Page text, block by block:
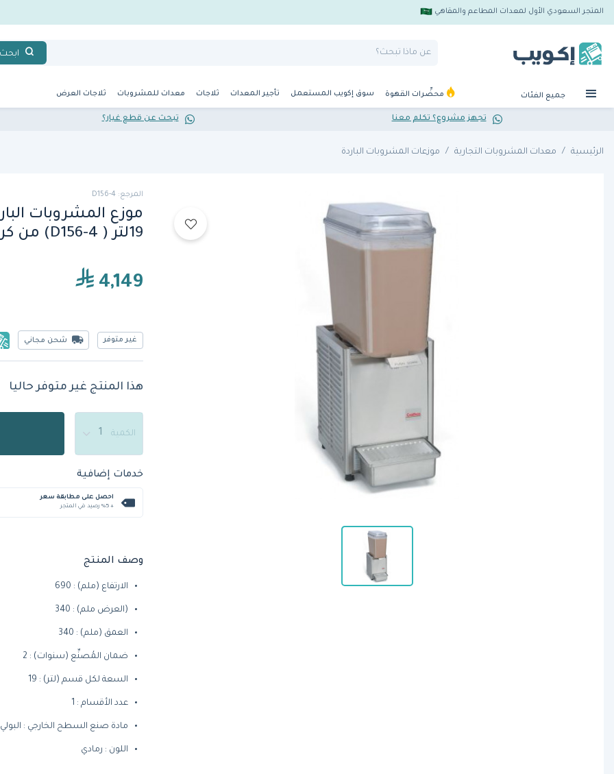
المتجر السعودي الأول لمعدات المطاعم والمقاهي
ابحث
جميع الفئات محضِّرات القهوة سوق إكويب المستعمل تأجير المعدات ثلاجات معدات للمشروبات ثلاجات العرض
تجهز مشروع؟ تكلم معنا تبحث عن قطع غيار؟
الرئيسية معدات المشروبات التجارية موزعات المشروبات الباردة
المرجع: D156-4
19لتر ( D156-4) من كراثكو
4,149
غير متوفر شحن مجاني
هذا المنتج غير متوفر حاليا
الكمية
خدمات إضافية
احصل على مطابقة سعر
+ %5 رصيد في المتجر
وصف المنتج
الارتفاع (ملم) : 690
(العرض ملم) : 340
العمق (ملم) : 340
ضمان المُصنِّع (سنوات) : 2
السعة لكل قسم (لتر) : 19
عدد الأقسام : 1
مادة صنع السطح الخارجي :
اللون : رمادي